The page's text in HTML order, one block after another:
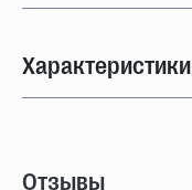
Характеристики
Отзывы